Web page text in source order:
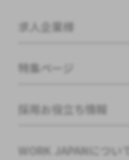
求人企業様
特集ページ
採用お役立ち情報
WORK JAPANについて